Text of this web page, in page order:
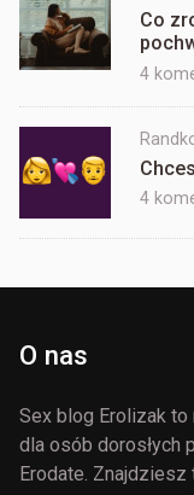
Co
4
4
O nas
Sex blog Erolizak
dla osób dorosłych
Erodate.